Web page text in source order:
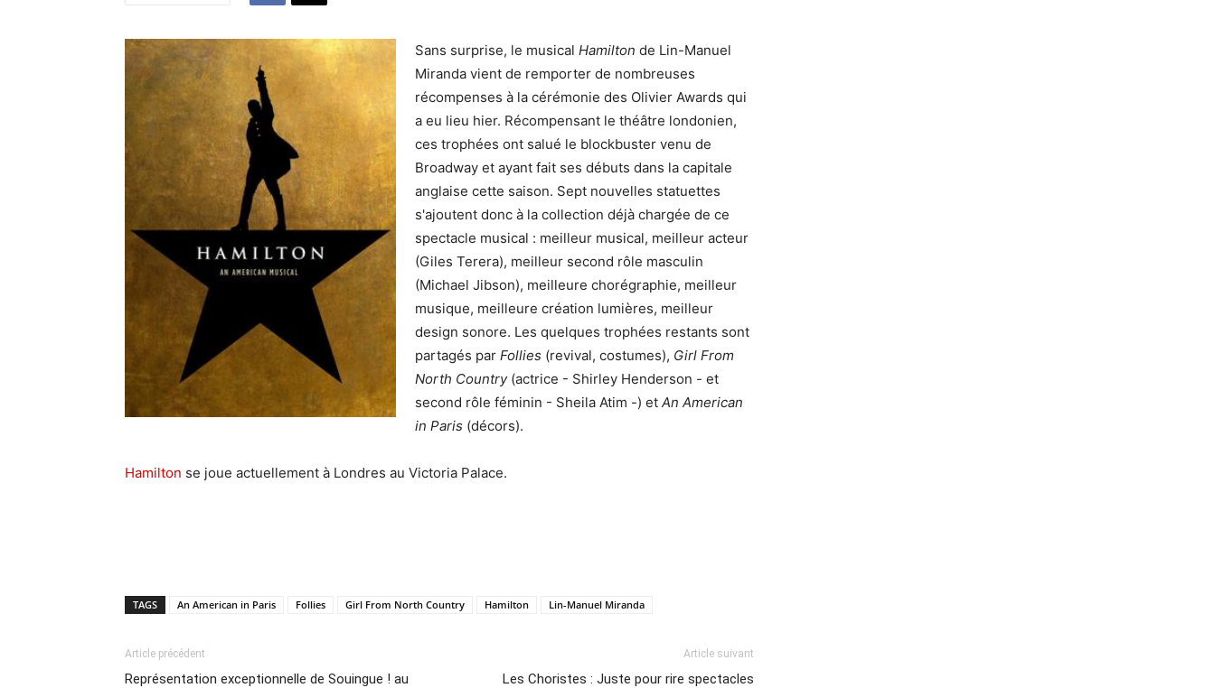
Sans surprise, le musical Hamilton de Lin-Manuel
Miranda vient de remporter de nombreuses
récompenses à la cérémonie des Olivier Awards qui
a eu lieu hier. Récompensant le théâtre londonien,
ces trophées ont salué le blockbuster venu de
Broadway et ayant fait ses débuts dans la capitale
anglaise cette saison. Sept nouvelles statuettes
s'ajoutent donc à la collection déjà chargée de ce
spectacle musical : meilleur musical, meilleur acteur
(Giles Terera), meilleur second rôle masculin
(Michael Jibson), meilleure chorégraphie, meilleur
musique, meilleure création lumières, meilleur
design sonore. Les quelques trophées restants sont
partagés par Follies (revival, costumes), Girl From
North Country(actrice - Shirley Henderson - et
second rôle féminin - Sheila Atim -) et An American
in Paris (décors).
Hamilton se joue actuellement à Londres au Victoria Palace.
TAGS An American in Paris Follies Girl From North Country Hamilton Lin-Manuel Miranda
Article précédent
Représentation exceptionnelle de Souingue ! au
Article suivant
Les Choristes : Juste pour rire spectacles